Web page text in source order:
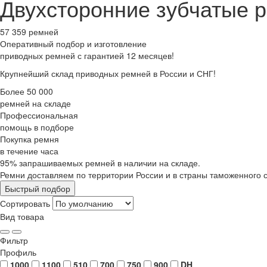
Двухсторонние зубчатые
57 359 ремней
Оперативный подбор и изготовление
приводных ремней с гарантией 12 месяцев!
Крупнейший склад приводных ремней в России и СНГ!
Более 50 000
ремней на складе
Профессиональная
помощь в подборе
Покупка ремня
в течение часа
95% запрашиваемых ремней в наличии на складе.
Ремни доставляем по территории России и в страны таможенного
Быстрый подбор
Сортировать
Вид товара
Фильтр
Профиль
1000
1100 510 700 750 900
DH